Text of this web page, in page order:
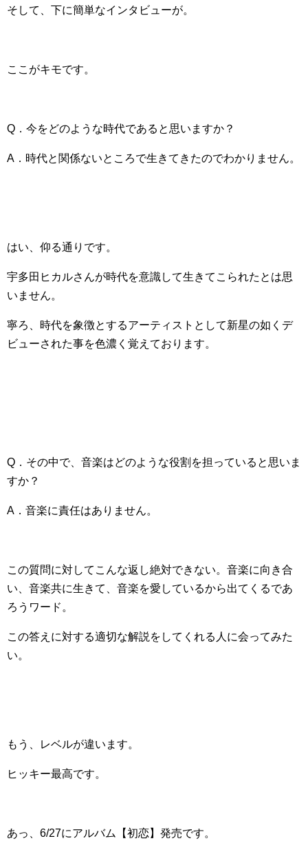
そして、下に簡単なインタビューが。
ここがキモです。
Q．今をどのような時代であると思いますか？
A．時代と関係ないところで生きてきたのでわかりません。
はい、仰る通りです。
宇多田ヒカルさんが時代を意識して生きてこられたとは思
いません。
寧ろ、時代を象徴とするアーティストとして新星の如くデ
ビューされた事を色濃く覚えております。
Q．その中で、音楽はどのような役割を担っていると思いま
すか？
A．音楽に責任はありません。
この質問に対してこんな返し絶対できない。音楽に向き合
い、音楽共に生きて、音楽を愛しているから出てくるであ
ろうワード。
この答えに対する適切な解説をしてくれる人に会ってみた
い。
もう、レベルが違います。
ヒッキー最高です。
あっ、6/27にアルバム【初恋】発売です。